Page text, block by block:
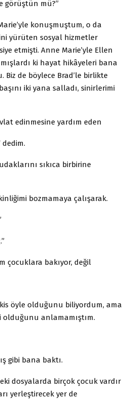
görüştün mü?”
konuşmuştum, o da
yürüten sosyal hizmetler
etmişti. Anne Marie’yle Ellen
ki hayat hikâyeleri bana
de böylece Brad’le birlikte
iki yana salladı, sinirlerimi
edinmesine yardım eden
dedim.
sıkıca birbirine
bozmamaya çalışarak.
çocuklara bakıyor, değil
öyle olduğunu biliyordum, ama
anlamamıştım.
gibi bana baktı.
dosyalarda birçok çocuk vardır
yerleştirecek yer de